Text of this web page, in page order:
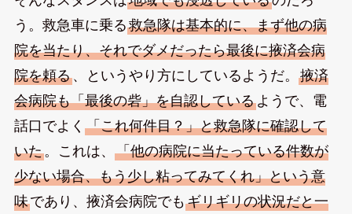
う。救急車に乗る救急隊は基本的に、まず他の病
院を当たり、それでダメだったら最後に掖済会病
院を頼る、というやり方にしているようだ。 掖済
会病院も「最後の砦」を自認しているようで、電
話口でよく 「これ何件目？」と救急隊に確認して
いた。これは、 「他の病院に当たっている件数が
少ない場合、もう少し粘ってみてくれ」という意
味であり、掖済会病院でもギリギリの状況だと一